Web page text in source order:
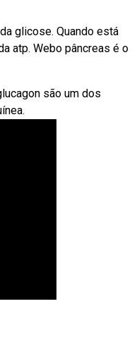
glicose. Quando está
atp. Webo pâncreas é o
são um dos